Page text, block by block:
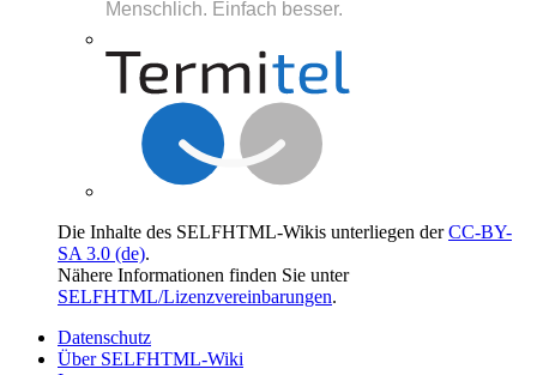
Die Inhalte des SELFHTML-Wikis unterliegen derCC-BY-
SA 3.0 (de).
Nähere Informationen finden Sie unter
SELFHTML/Lizenzvereinbarungen.
Datenschutz
Über SELFHTML-Wiki